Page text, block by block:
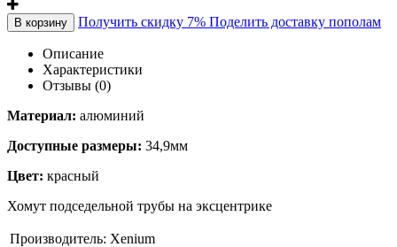
В корзину Получить скидку 7% Поделить доставку пополам
Описание
Характеристики
Отзывы (0)
Материал: алюминий
Доступные размеры: 34,9мм
Цвет: красный
Хомут подседельной трубы на эксцентрике
Производитель: Xenium